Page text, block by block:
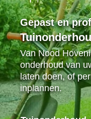
Gepast en
Van Nood
onderhoud van
laten doen, of
inplannen.